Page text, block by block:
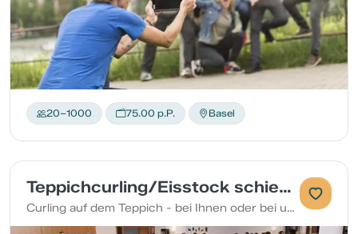
20–1000 75.00 p.P. Basel
Teppichcurling/Eisstock schiessen
Curling auf dem Teppich - bei Ihnen oder bei uns!